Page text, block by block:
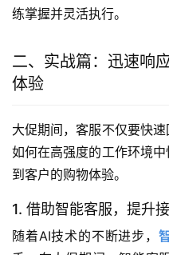
练掌握并灵活执行。
二、实战篇：迅速响
体验
大促期间，客服不仅要快速
如何在高强度的工作环境
到客户的购物体验。
1. 借助智能客服，提升
随着AI技术的不断进步，